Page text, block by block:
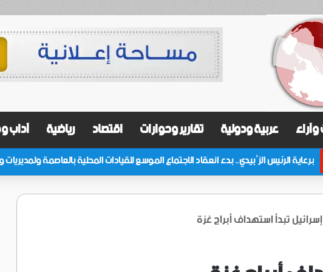
عربية ودولية تقارير وحوارات اقتصاد رياضية آداب
إسرائيل تبدأ استهداف أبراج غزة